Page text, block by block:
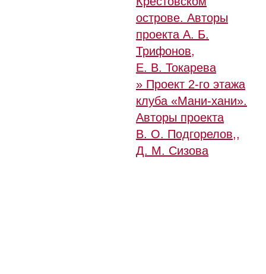
острове. Авторы
проекта А. Б.
Трифонов,
Е. В. Токарева
» Проект 2-го этажа
клуба «Мани-хани».
Авторы проекта
В. О. Подгорелов,,
Д. М. Сизова